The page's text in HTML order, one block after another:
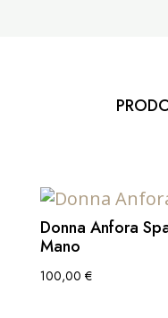
Donna Anfora
Mano
100,00 €